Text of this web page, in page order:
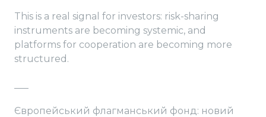
This is a real signal for investors: risk-sharing
instruments are becoming systemic, and
platforms for cooperation are becoming more
structured.
Європейський флагманський фонд: новий